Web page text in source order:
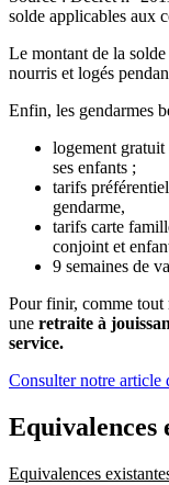
solde applicables aux
Le montant de la
nourris et logés
Enfin, les gendarmes
logement gratuit
ses enfants ;
tarifs
gendarme,
tarifs carte
conjoint et
9 semaines de
Pour finir, comme tout
une retraite à
service.
Consulter notre article
Equivalences
Equivalences